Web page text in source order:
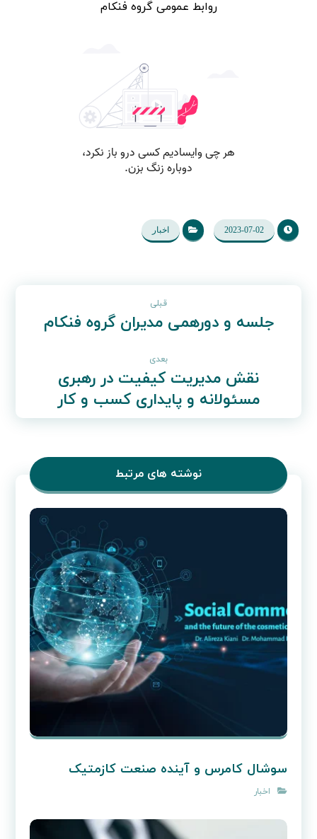
روابط عمومی گروه فنکام
2023-07-02 اخبار
قبلی
جلسه و دورهمی مدیران گروه فنکام
بعدی
نقش مدیریت کیفیت در رهبری
مسئولانه و پایداری کسب و کار
نوشته های مرتبط
سوشال کامرس و آینده صنعت کازمتیک
اخبار